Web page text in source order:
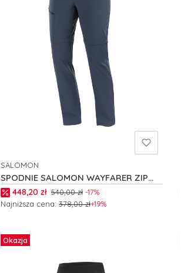
SPODNIE SALOMON WAYFARER ZIP
OFF W C24725
PRODUCENT
SALOMON
Cena promocyjna
448,20 zł 540,00 zł -17%
Najniższa cena: 378,00 zł+19%
Okazja